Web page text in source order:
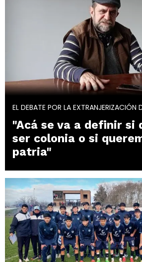
EL DEBATE POR LA EXTRANJERIZACIÓN
"Acá se va a definir si
ser colonia o si
patria"